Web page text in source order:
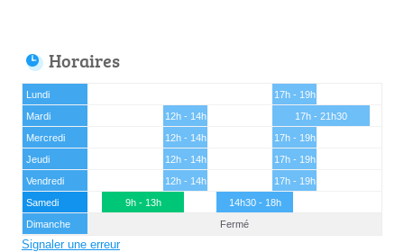
Horaires
Lundi
17h - 19h
Mardi
12h - 14h
17h - 21h30
Mercredi
12h - 14h
17h - 19h
Jeudi
12h - 14h
17h - 19h
Vendredi
12h - 14h
17h - 19h
Samedi
9h - 13h
14h30 - 18h
Dimanche
Fermé
Signaler une erreur